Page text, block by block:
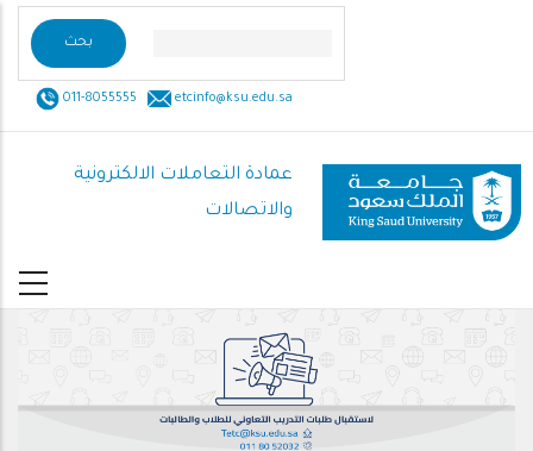
011-8055555 etcinfo@ksu.edu.sa
عمادة التعاملات الالكترونية
والاتصالات